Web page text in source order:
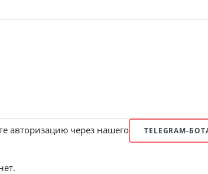
авторизацию через нашего TELEGRAM-